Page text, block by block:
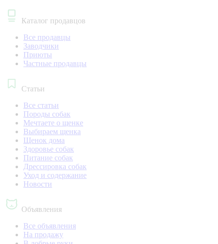
Каталог продавцов
Все продавцы
Заводчики
Приюты
Частные продавцы
Статьи
Все статьи
Породы собак
Мечтаете о щенке
Выбираем щенка
Щенок дома
Здоровье собак
Питание собак
Дрессировка собак
Уход и содержание
Новости
Объявления
Все объявления
На продажу